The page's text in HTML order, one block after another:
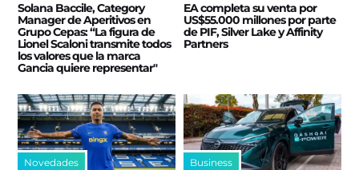
Solana Baccile, Category
Manager de Aperitivos en
Grupo Cepas: “La figura de
Lionel Scaloni transmite todos
los valores que la marca
Gancia quiere representar"
EA completa su venta por
US$55.000 millones por parte
de PIF, Silver Lake y Affinity
Partners
Novedades Business